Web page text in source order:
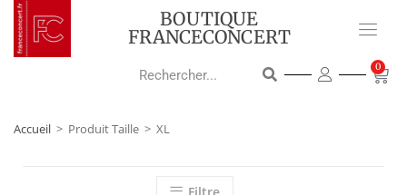
BOUTIQUE
FRANCECONCERT
0
Accueil > Produit Taille > XL
Filtre